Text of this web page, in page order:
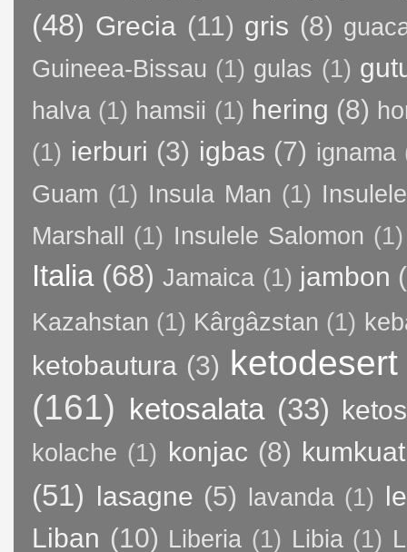
(48) Grecia (11) gris (8)
Guineea-Bissau (1) gulas (1)
halva (1) hamsii (1) hering (8)
(1) ierburi (3) igbas (7) ignama
Guam (1) Insula Man (1)
Marshall
(1) Insulele Salomon (1)
Italia (68) Jamaica (1) jambon
Kazahstan (1) Kârgâzstan (1)
ketobautura (3) ketodesert
(161) ketosalata (33)
kolache (1) konjac (8) kumkuat
(51) lasagne (5) lavanda (1)
Liban (10) Liberia (1) Libia (1)